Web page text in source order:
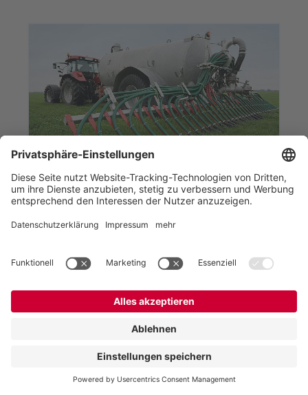
Ausbringstechnik
Einfaches
Nachrüsten für
Ausbringungstechni